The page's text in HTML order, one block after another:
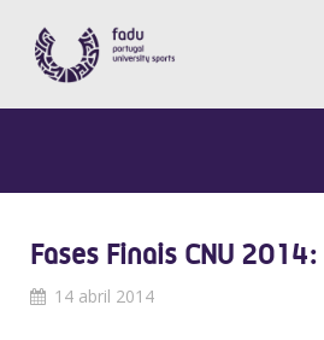
Fases Finais CNU
14 abril 2014